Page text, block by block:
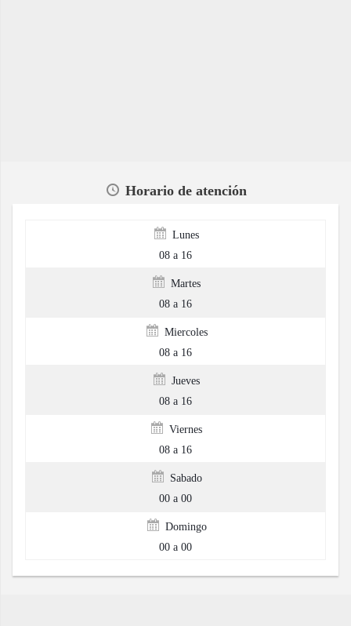
Horario de atención
Lunes
08 a 16
Martes
08 a 16
Miercoles
08 a 16
Jueves
08 a 16
Viernes
08 a 16
Sabado
00 a 00
Domingo
00 a 00